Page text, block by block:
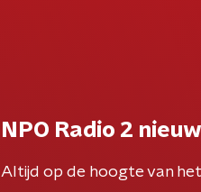
NPO Radio 2
Altijd op de hoogte van